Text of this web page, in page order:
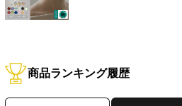
商品ランキング履歴